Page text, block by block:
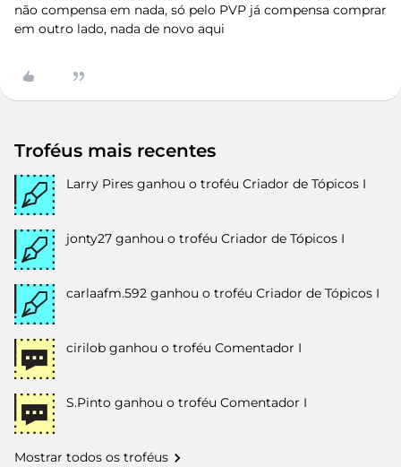
não compensa em nada, só pelo PVP já compensa comprar
em outro lado, nada de novo aqui
Troféus mais recentes
Larry Pires ganhou o troféu Criador de Tópicos I
jonty27 ganhou o troféu Criador de Tópicos I
carlaafm.592 ganhou o troféu Criador de Tópicos I
cirilob ganhou o troféu Comentador I
S.Pinto ganhou o troféu Comentador I
Mostrar todos os troféus